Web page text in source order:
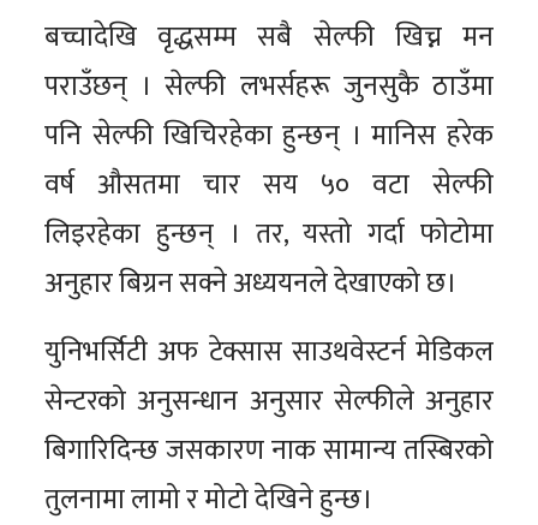
बच्चादेखि वृद्धसम्म सबै सेल्फी खिच्न मन
पराउँछन् । सेल्फी लभर्सहरू जुनसुकै ठाउँमा
पनि सेल्फी खिचिरहेका हुन्छन् । मानिस हरेक
वर्ष औसतमा चार सय ५० वटा सेल्फी
लिइरहेका हुन्छन् । तर, यस्तो गर्दा फोटोमा
अनुहार बिग्रन सक्ने अध्ययनले देखाएको छ।
युनिभर्सिटी अफ टेक्सास साउथवेस्टर्न मेडिकल
सेन्टरको अनुसन्धान अनुसार सेल्फीले अनुहार
बिगारिदिन्छ जसकारण नाक सामान्य तस्बिरको
तुलनामा लामो र मोटो देखिने हुन्छ।